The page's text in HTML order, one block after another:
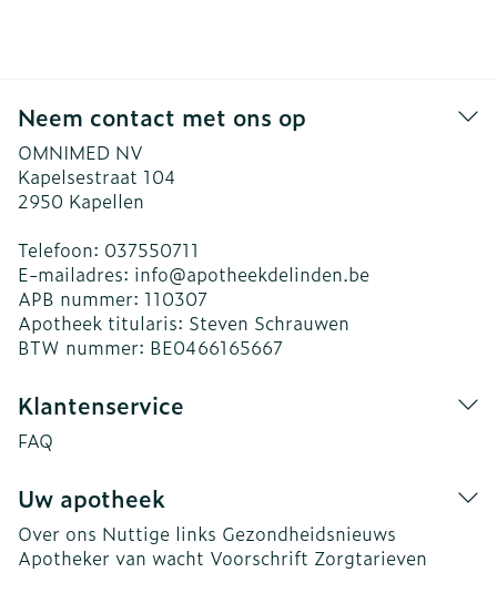
Neem contact met ons op
OMNIMED NV
Kapelsestraat 104
2950 Kapellen
Telefoon: 037550711
E-mailadres: info@apotheekdelinden.be
APB nummer: 110307
Apotheek titularis: Steven Schrauwen
BTW nummer: BE0466165667
Klantenservice
FAQ
Uw apotheek
Over ons Nuttige links Gezondheidsnieuws
Apotheker van wacht Voorschrift Zorgtarieven